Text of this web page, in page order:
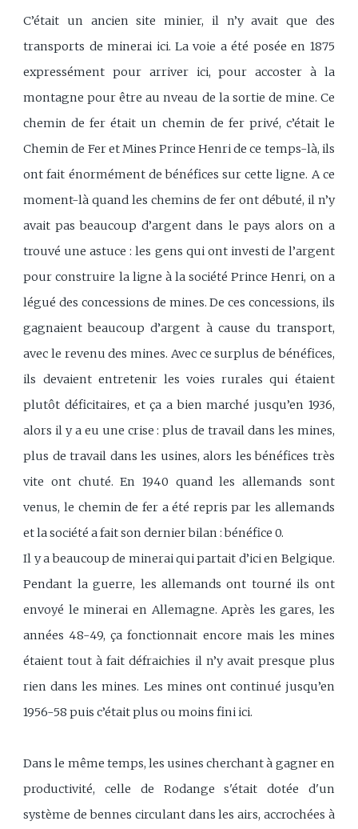
C’était un ancien site minier, il n’y avait que des
transports de minerai ici. La voie a été posée en 1875
expressément pour arriver ici, pour accoster à la
montagne pour être au nveau de la sortie de mine. Ce
chemin de fer était un chemin de fer privé, c’était le
Chemin de Fer et Mines Prince Henri de ce temps-là, ils
ont fait énormément de bénéfices sur cette ligne. A ce
moment-là quand les chemins de fer ont débuté, il n’y
avait pas beaucoup d’argent dans le pays alors on a
trouvé une astuce : les gens qui ont investi de l’argent
pour construire la ligne à la société Prince Henri, on a
légué des concessions de mines. De ces concessions, ils
gagnaient beaucoup d’argent à cause du transport,
avec le revenu des mines. Avec ce surplus de bénéfices,
ils devaient entretenir les voies rurales qui étaient
plutôt déficitaires, et ça a bien marché jusqu’en 1936,
alors il y a eu une crise : plus de travail dans les mines,
plus de travail dans les usines, alors les bénéfices très
vite ont chuté. En 1940 quand les allemands sont
venus, le chemin de fer a été repris par les allemands
et la société a fait son dernier bilan : bénéfice 0.
Il y a beaucoup de minerai qui partait d’ici en Belgique.
Pendant la guerre, les allemands ont tourné ils ont
envoyé le minerai en Allemagne. Après les gares, les
années 48-49, ça fonctionnait encore mais les mines
étaient tout à fait défraichies il n’y avait presque plus
rien dans les mines. Les mines ont continué jusqu’en
1956-58 puis c’était plus ou moins fini ici.
Dans le même temps, les usines cherchant à gagner en
productivité, celle de Rodange s'était dotée d'un
système de bennes circulant dans les airs, accrochées à